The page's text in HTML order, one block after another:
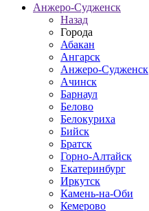
Анжеро-Судженск
Назад
Города
Абакан
Ангарск
Анжеро-Судженск
Ачинск
Барнаул
Белово
Белокуриха
Бийск
Братск
Горно-Алтайск
Екатеринбург
Иркутск
Камень-на-Оби
Кемерово